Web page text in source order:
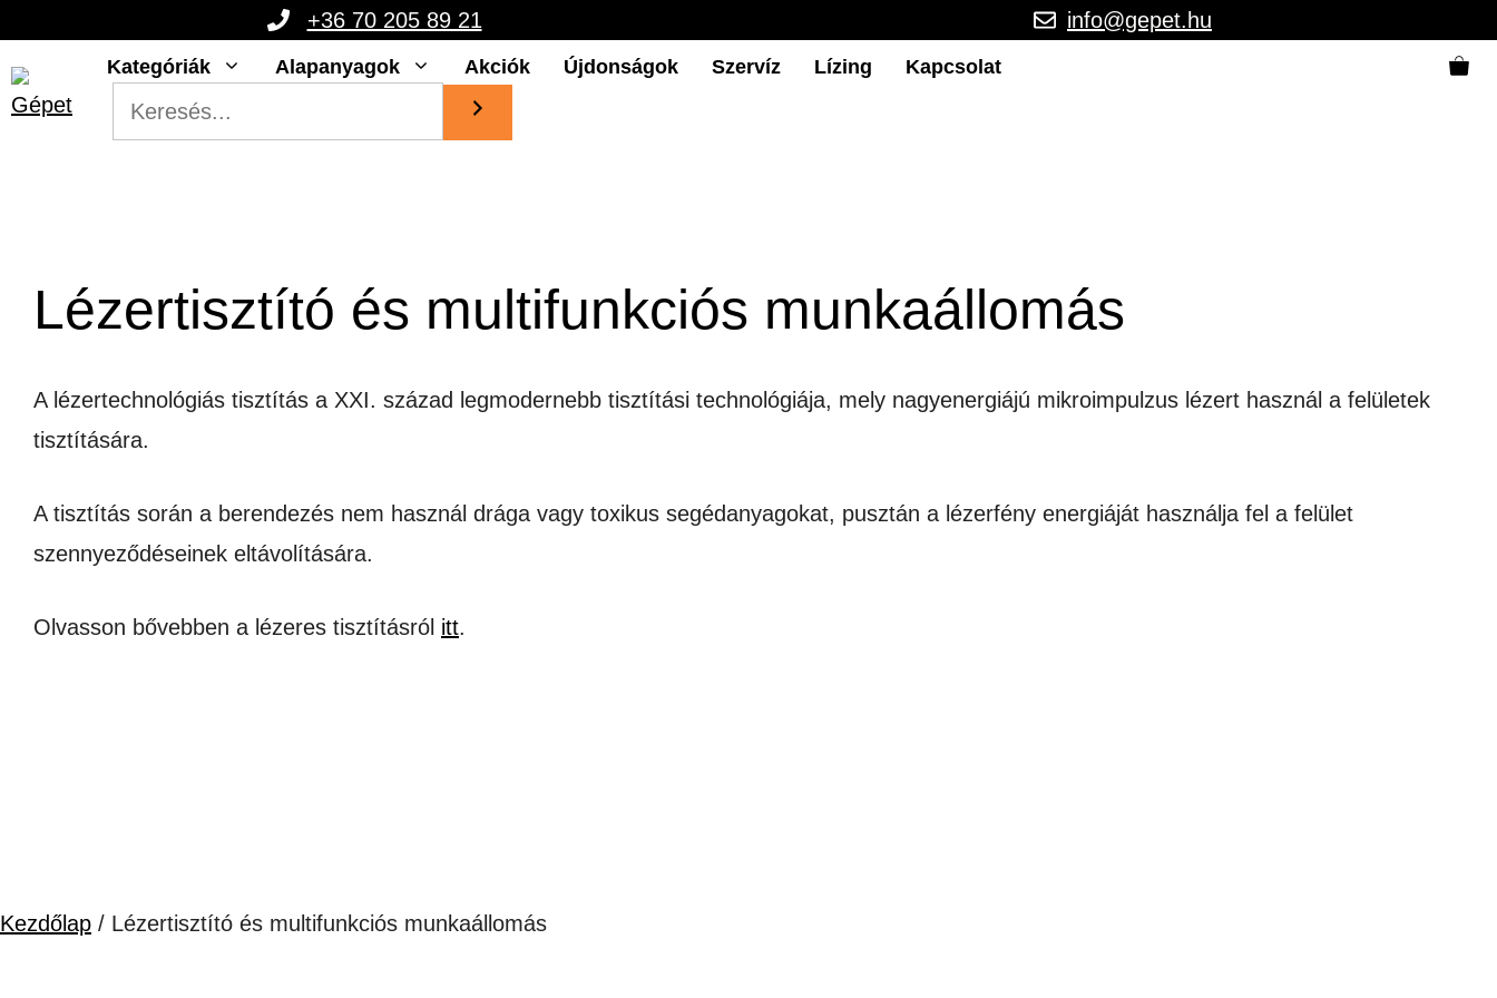
tartalomba
+36 70 205 89 21 info@gepet.hu
Kategóriák Alapanyagok Akciók Újdonságok Szervíz Lízing Kapcsolat
Lézertisztító és multifunkciós munkaállomás
A lézertechnológiás tisztítás a XXI. század legmodernebb tisztítási technológiája, mely nagyenergiájú mikroimpulzus lézert használ a felületek
tisztítására.
A tisztítás során a berendezés nem használ drága vagy toxikus segédanyagokat, pusztán a lézerfény energiáját használja fel a felület
szennyeződéseinek eltávolítására.
Olvasson bővebben a lézeres tisztításról itt.
Kezdőlap / Lézertisztító és multifunkciós munkaállomás